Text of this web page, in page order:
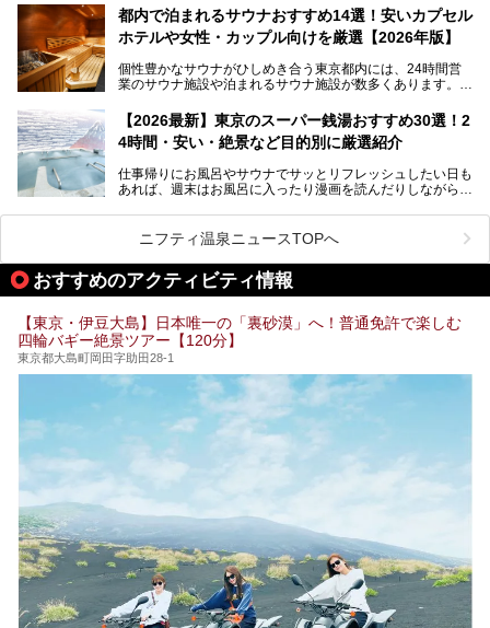
いおしゃれな名店15選を、おすすめの順番で一挙にご紹介
します。
ツァ大井町トラックス」がニューオープン。施設の様子をレ
ポ―トします。
都内で泊まれるサウナおすすめ14選！安いカプセル
ホテルや女性・カップル向けを厳選【2026年版】
個性豊かなサウナがひしめき合う東京都内には、24時間営
業のサウナ施設や泊まれるサウナ施設が数多くあります。
を旅の目的とする「サ旅」や自分へのご褒美のための宿泊な
ど、自分の好きなタイミングで好きなだけサ活ができるのが
魅力です。
最近では、男性専用施設だけでなく、カップルや女性に嬉し
い個室サウナも増えてきました。
ら、特におすすめしたい施設14選をご紹介します。
してみてください。
【2026最新】東京のスーパー銭湯おすすめ30選！2
4時間・安い・絶景など目的別に厳選紹介
仕事帰りにお風呂やサウナでサッとリフレッシュしたい日も
あれば、週末はお風呂に入ったり漫画を読んだりしながら一
また、終電を逃してしまい、「このまま朝までゆっくりでき
る場所があれば」と探した経験がある人も多いのではないで
しょうか。
そこで本記事では、東京でおすすめのスーパー銭湯を、目的
24時間営業で宿泊できる施設や、1,000円以下で楽しめる安
い施設、デートや休日レジャーにもぴったりなエンタメ要素
が充実した施設など、利用のシーンに合わせて参考にしてく
ださい。
ニフティ温泉ニュースTOPへ
おすすめのアクティビティ情報
【東京・伊豆大島】日本唯一の「裏砂漠」へ！普通免許で楽しむ
四輪バギー絶景ツアー【120分】
東京都大島町岡田字助田28-1